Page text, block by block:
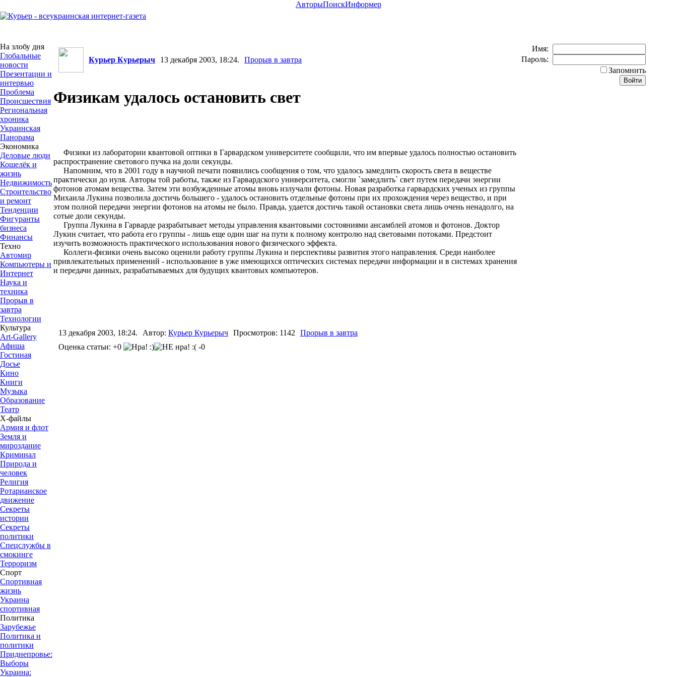
АвторыПоискИнформер
На злобу дня
Глобальные
новости
Презентации и
интервью
Проблема
Происшествия
Региональная
хроника
Украинская
Панорама
Экономика
Деловые люди
Кошелёк и
жизнь
Недвижимость
Строительство
и ремонт
Тенденции
Фигуранты
бизнеса
Финансы
Техно
Автомир
Компьютеры и
Интернет
Наука и
техника
Прорыв в
завтра
Технологии
Культура
Art-Gallery
Афиша
Гостиная
Досье
Кино
Книги
Музыка
Образование
Театр
Х-файлы
Армия и флот
Земля и
мироздание
Криминал
Природа и
человек
Религия
Ротарианское
движение
Секреты
истории
Секреты
политики
Спецслужбы в
смокинге
Терроризм
Спорт
Спортивная
жизнь
Украина
спортивная
Политика
Зарубежье
Политика и
политики
Приднепровье:
Выборы
Украина:
Курьер Курьерыч 13 декабря 2003, 18:24. Прорыв в завтра
Физикам удалось остановить свет
Физики из лаборатории квантовой оптики в Гарвардском университете сообщили, что им впервые удалось полностью остановить
распространение светового пучка на доли секунды.
Напомним, что в 2001 году в научной печати появились сообщения о том, что удалось замедлить скорость света в веществе
практически до нуля. Авторы той работы, также из Гарвардского университета, смогли `замедлить` свет путем передачи энергии
фотонов атомам вещества. Затем эти возбужденные атомы вновь излучали фотоны. Новая разработка гарвардских ученых из группы
Михаила Лукина позволила достичь большего - удалось остановить отдельные фотоны при их прохождения через вещество, и при
этом полной передачи энергии фотонов на атомы не было. Правда, удается достичь такой остановки света лишь очень ненадолго, на
сотые доли секунды.
Группа Лукина в Гарварде разрабатывает методы управления квантовыми состояниями ансамблей атомов и фотонов. Доктор
Лукин считает, что работа его группы - лишь еще один шаг на пути к полному контролю над световыми потоками. Предстоит
изучить возможность практического использования нового физического эффекта.
Коллеги-физики очень высоко оценили работу группы Лукина и перспективы развития этого направления. Среди наиболее
привлекательных применений - использование в уже имеющихся оптических системах передачи информации и в системах хранения
и передачи данных, разрабатываемых для будущих квантовых компьютеров.
13 декабря 2003, 18:24. Автор: Курьер Курьерыч Просмотров: 1142
Прорыв в завтра
Оценка статьи: +0
-0
Имя:
Пароль:
Запомнить